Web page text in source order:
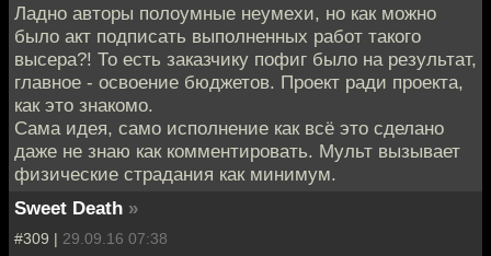
Ладно авторы полоумные неумехи, но как можно
было акт подписать выполненных работ такого
высера?! То есть заказчику пофиг было на результат,
главное - освоение бюджетов. Проект ради проекта,
как это знакомо.
Сама идея, само исполнение как всё это сделано
даже не знаю как комментировать. Мульт вызывает
физические страдания как минимум.
Sweet Death »
#309 | 29.09.16 07:38